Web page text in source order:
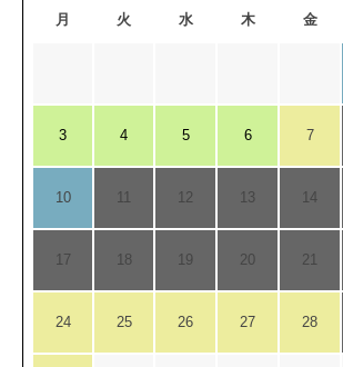
月 火 水 木 金
3 4 5 6 7
10 11 12 13 14
17 18 19 20 21
24 25 26 27 28